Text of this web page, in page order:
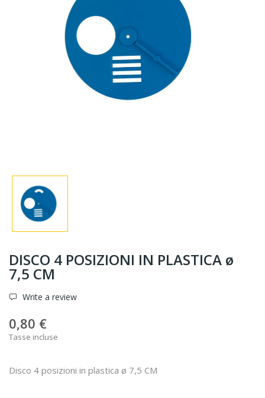
DISCO 4 POSIZIONI IN PLASTICA ø
7,5 CM
Write a review
0,80 €
Tasse incluse
Disco 4 posizioni in plastica ø 7,5 CM